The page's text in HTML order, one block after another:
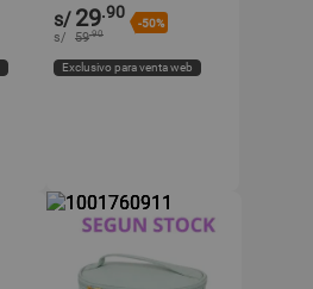
s/ 29.90
-50%
s/ 59.90
Exclusivo para venta web